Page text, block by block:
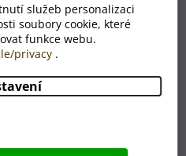
služeb personalizaci
soubory cookie, které
funkce webu.
privacy .